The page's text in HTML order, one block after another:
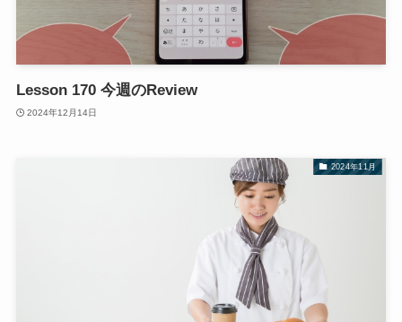
Lesson 170 今週のReview
2024年12月14日
2024年11月